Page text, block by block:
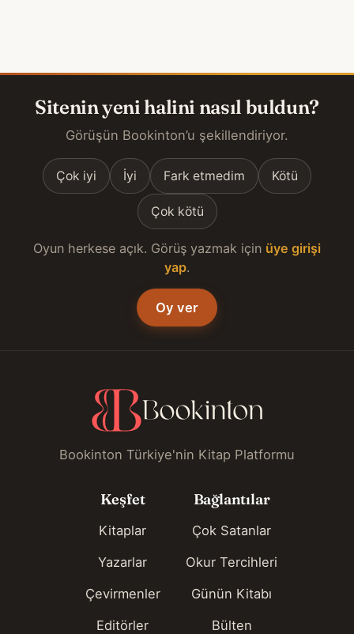
Sitenin yeni halini nasıl buldun?
Görüşün Bookinton’u şekillendiriyor.
Çok iyi İyi Fark etmedim Kötü
Çok kötü
Oyun herkese açık. Görüş yazmak için üye girişi
yap.
Oy ver
Bookinton Türkiye'nin Kitap Platformu
Keşfet
Kitaplar
Yazarlar
Çevirmenler
Editörler
Bağlantılar
Çok Satanlar
Okur Tercihleri
Günün Kitabı
Bülten